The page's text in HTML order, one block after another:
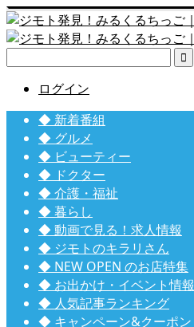

ログイン
◆ 新着番組
◆ グルメ
◆ ビューティー
◆ ドクター
◆ 介護・福祉
◆ 暮らし
◆ 動画で見る！求人情報
◆ ジモトのキラリさん
◆ NEW OPEN のお店特集
◆ お出かけ・イベント情報
◆ 人気記事ランキング
◆ キャンペーン&クーポン